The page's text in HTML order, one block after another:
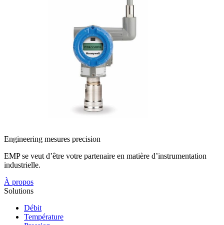
Engineering mesures precision
EMP se veut d’être votre partenaire en matière d’instrumentation
industrielle.
À propos
Solutions
Débit
Température